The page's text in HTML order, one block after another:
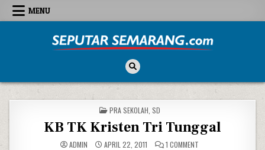
Skip to content
MENU
POSTED IN
PRA SEKOLAH SD
KB TK Kristen Tri Tunggal
ADMIN APRIL 22, 2011 1 COMMENT